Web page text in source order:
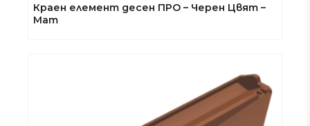
Краен елемент десен ПРО – Черен Цвят –
Мат